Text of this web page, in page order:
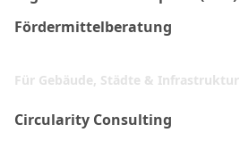
Fördermittelberatung
Für Gebäude, Städte & Infrastruktur
Circularity Consulting